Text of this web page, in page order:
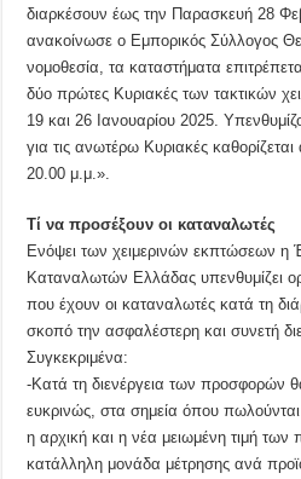
διαρκέσουν έως την Παρασκευή 28
ανακοίνωσε ο Εμπορικός Σύλλογος
νομοθεσία, τα καταστήματα
δύο πρώτες Κυριακές των τακτικών
19 και 26 Ιανουαρίου 2025.
για τις ανωτέρω Κυριακές
20.00 μ.μ.».
Τί να προσέξουν οι καταναλωτές
Ενόψει των χειμερινών εκπτώσεων
Καταναλωτών Ελλάδας υπενθυμίζει
που έχουν οι καταναλωτές κατά τη
σκοπό την ασφαλέστερη και συνετή
Συγκεκριμένα:
-Κατά τη διενέργεια των προσφορών
ευκρινώς, στα σημεία όπου
η αρχική και η νέα μειωμένη τιμή
κατάλληλη μονάδα μέτρησης ανά